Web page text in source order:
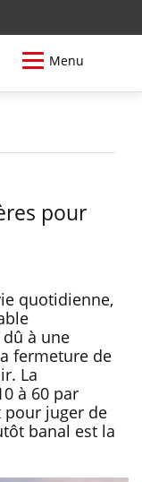
Menu
pour
quotidienne,
à une
fermeture de
La
à 60 par
juger de
banal est la